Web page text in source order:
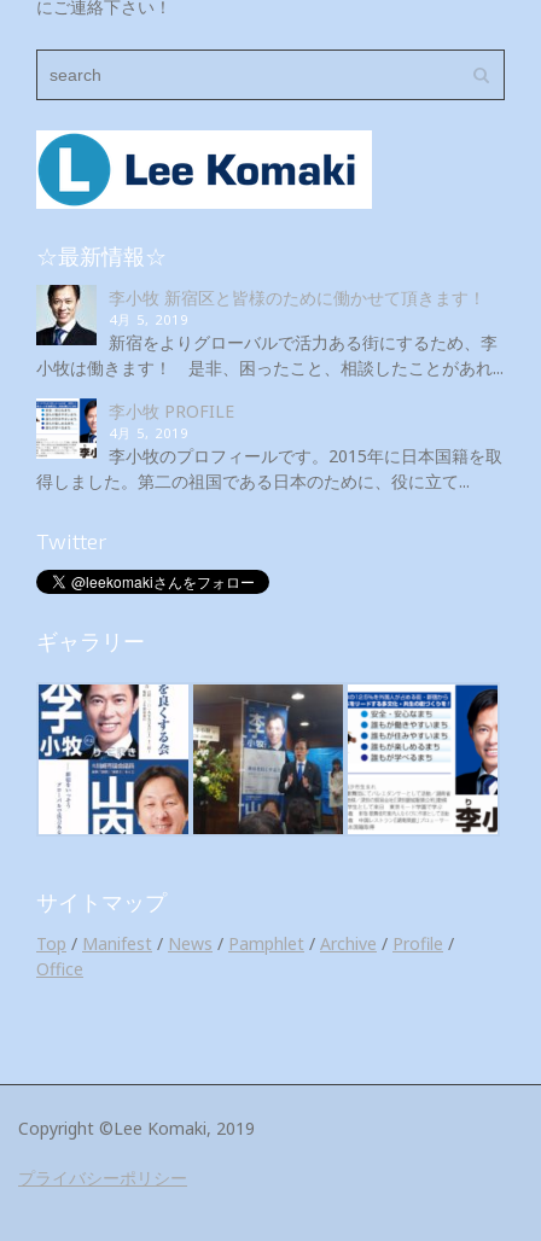
にご連絡下さい！
☆最新情報☆
李小牧 新宿区と皆様のために働かせて頂きます！
4月 5, 2019
新宿をよりグローバルで活力ある街にするため、李
小牧は働きます！ 是非、困ったこと、相談したことがあれ...
李小牧 PROFILE
4月 5, 2019
李小牧のプロフィールです。2015年に日本国籍を取
得しました。第二の祖国である日本のために、役に立て...
Twitter
ギャラリー
サイトマップ
Top / Manifest / News / Pamphlet / Archive / Profile /
Office
Copyright ©Lee Komaki, 2019
プライバシーポリシー